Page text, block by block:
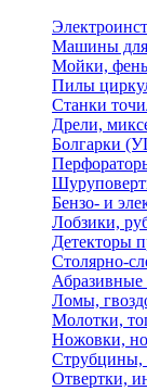
Машины
Мойки,
Пилы
Станки
Дрели,
Болгарки
Бензо- и
Лобзики,
Детекторы
Столярно-
Абразивные
Ломы,
Молотки,
Ножовки,
Струбцины,
Отвертки,